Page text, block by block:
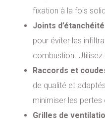
fixation à la fois
Joints d’étanchéité
pour éviter les
combustion.
Raccords et
de qualité et
minimiser les pertes
Grilles de